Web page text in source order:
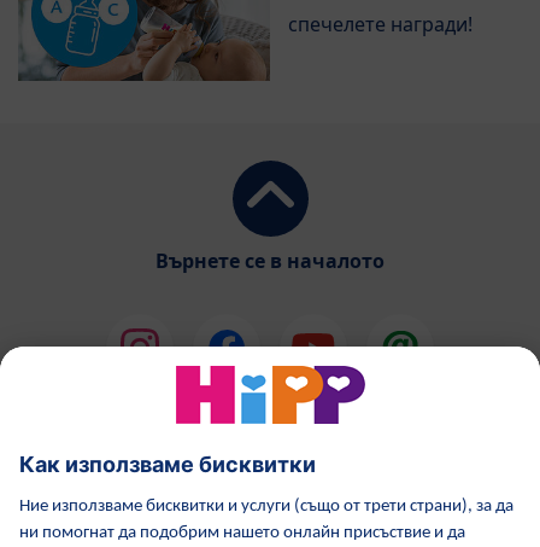
спечелете награди!
Върнете се в началото
Грижа за кожата от HiPP
HiPP по време бременност